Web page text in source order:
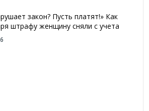
закон? Пусть платят!» Как
штрафу женщину сняли с учета